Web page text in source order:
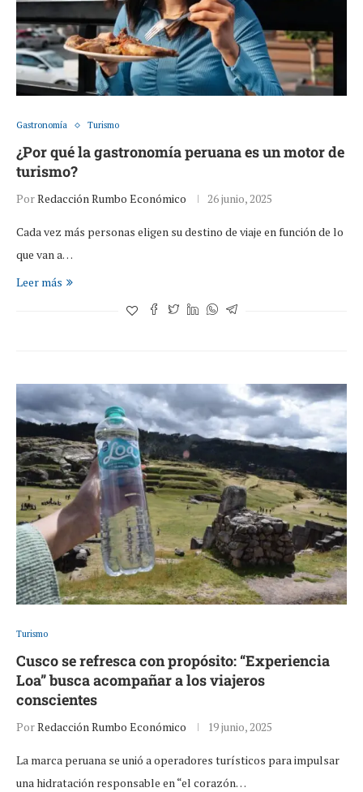
Gastronomía Turismo
¿Por qué la gastronomía peruana es un motor de
turismo?
PorRedacción Rumbo Económico 26 junio, 2025
Cada vez más personas eligen su destino de viaje en función de lo
que van a…
Leer más
Turismo
Cusco se refresca con propósito: “Experiencia
Loa” busca acompañar a los viajeros
conscientes
PorRedacción Rumbo Económico 19 junio, 2025
La marca peruana se unió a operadores turísticos para impulsar
una hidratación responsable en “el corazón…